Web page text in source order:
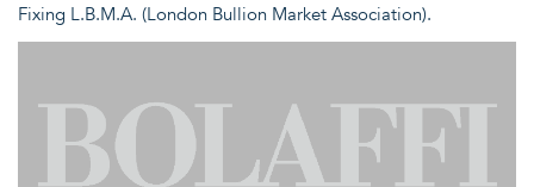
Fixing L.B.M.A. (London Bullion Market Association).